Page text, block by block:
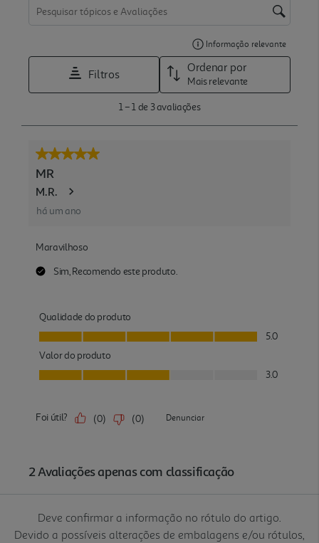
Deve confirmar a informação no rótulo do artigo.
Devido a possíveis alterações de embalagens e/ou rótulos,